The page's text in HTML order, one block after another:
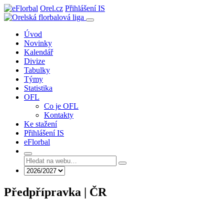
Orel.cz Přihlášení IS
Úvod
Novinky
Kalendář
Divize
Tabulky
Týmy
Statistika
OFL
Co je OFL
Kontakty
Ke stažení
Přihlášení IS
eFlorbal
Předpřípravka | ČR